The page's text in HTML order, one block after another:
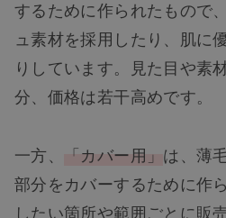
するために作られたもので
ュ素材を採用したり、肌に
りしています。見た目や素
分、価格は若干高めです。
一方、 「カバー用」 は、薄
部分をカバーするために作
したい箇所や範囲ごとに販